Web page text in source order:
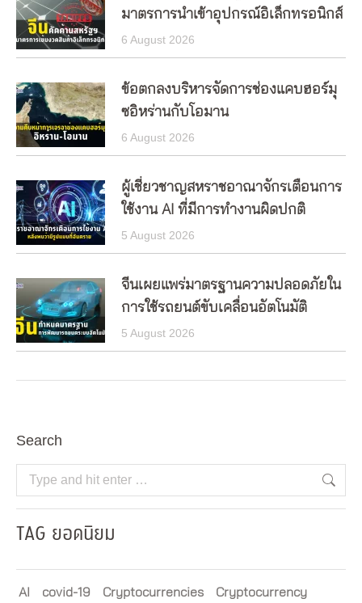
มาตรการนำเข้าอุปกรณ์อิเล็กทรอนิกส์
6 August 2026
ข้อตกลงบริหารจัดการช่องแคบฮอร์มุ
ซอิหร่านกับโอมาน
6 August 2026
ผู้เชี่ยวชาญสหราชอาณาจักรเตือนการ
ใช้งาน AI ที่มีการทำงานผิดปกติ
5 August 2026
จีนเผยแพร่มาตรฐานความปลอดภัยใน
การใช้รถยนต์ขับเคลื่อนอัตโนมัติ
5 August 2026
Search
Search:
TAG ยอดนิยม
AI covid-19 Cryptocurrencies
Cryptocurrency